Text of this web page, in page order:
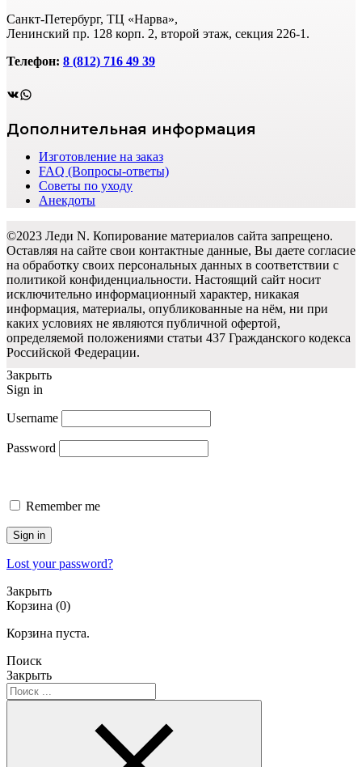
Санкт-Петербург, ТЦ «Нарва»,
Ленинский пр. 128 корп. 2, второй этаж, секция 226-1.
Телефон: 8 (812) 716 49 39
ВКонтакте
WhatsApp
Дополнительная информация
Изготовление на заказ
FAQ (Вопросы-ответы)
Советы по уходу
Анекдоты
©2023 Леди N. Копирование материалов сайта запрещено.
Оставляя на сайте свои контактные данные, Вы даете согласие
на обработку своих персональных данных в соответствии с
политикой конфиденциальности. Настоящий сайт носит
исключительно информационный характер, никакая
информация, материалы, опубликованные на нём, ни при
каких условиях не являются публичной офертой,
определяемой положениями статьи 437 Гражданского кодекса
Российской Федерации.
Закрыть
Sign in
Username
Password
Remember me
Sign in
Lost your password?
Закрыть
Корзина (0)
Корзина пуста.
Поиск
Закрыть
Поиск